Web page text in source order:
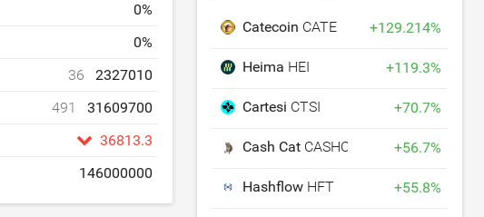
0%
0%
36
2327010
491
31609700
36813.3
146000000
Catecoin CATE +129.214%
Heima HEI +119.3%
Cartesi CTSI +70.7%
Cash Cat CASHCAT +56.7%
Hashflow HFT +55.8%